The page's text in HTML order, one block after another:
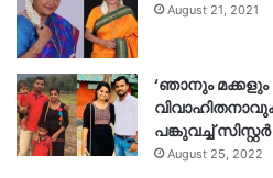
August 21, 2021
‘ഞാനും മക്കളും
പങ്കുവച്ച്
August 25, 2022